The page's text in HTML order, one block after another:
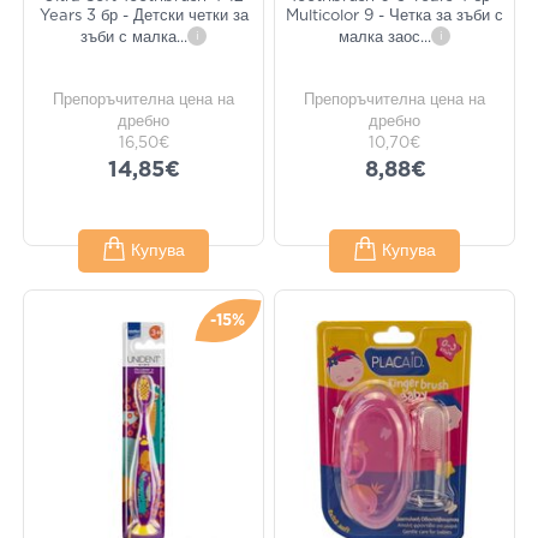
Years 3 бр - Детски четки за
зъби с малка... i
Препоръчителна цена на
дребно
16,50€
14,85€
Купува
Multicolor 9 - Четка за зъби с
малка заос... i
Препоръчителна цена на
дребно
10,70€
8,88€
Купува
-15%